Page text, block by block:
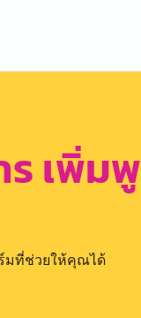
ร เพิ่
มที่ช่วยให้คุณได้